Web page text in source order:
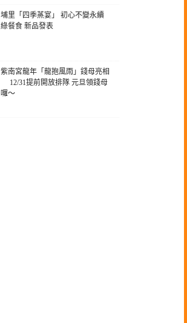
埔里「四季蒸宴」 初心不變永續
綠餐食 新品發表
紫南宮龍年「龍抱風雨」錢母亮相
12/31提前開放排隊 元旦領錢母
囉～